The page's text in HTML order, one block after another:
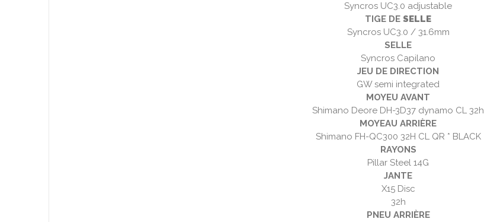
Syncros UC3.0 adjustable
TIGE DE SELLE
Syncros UC3.0 / 31.6mm
SELLE
Syncros Capilano
JEU DE DIRECTION
GW semi integrated
MOYEU AVANT
Shimano Deore DH-3D37 dynamo CL 32h
MOYEAU ARRIÈRE
Shimano FH-QC300 32H CL QR * BLACK
RAYONS
Pillar Steel 14G
JANTE
X15 Disc
32h
PNEU ARRIÈRE